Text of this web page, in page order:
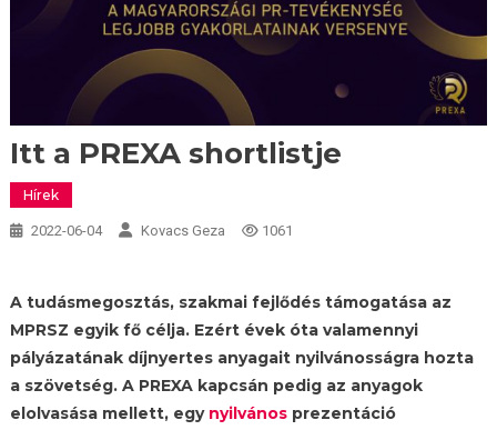
Itt a PREXA shortlistje
Hírek
2022-06-04 Kovacs Geza 1061
A tudásmegosztás, szakmai fejlődés támogatása az
MPRSZ egyik fő célja. Ezért évek óta valamennyi
pályázatának díjnyertes anyagait nyilvánosságra hozta
a szövetség. A PREXA kapcsán pedig az anyagok
elolvasása mellett, egy nyilvánosprezentáció